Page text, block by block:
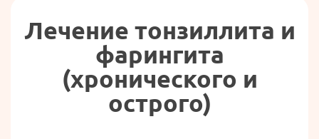
Лечение тонзиллита и
фарингита
(хронического и
острого)